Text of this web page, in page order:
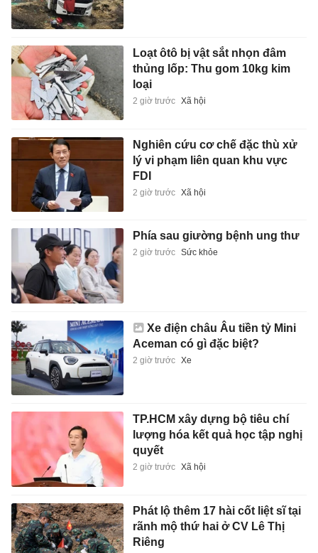
Loạt ôtô bị vật sắt nhọn đâm
thủng lốp: Thu gom 10kg kim
loại
2 giờ trước Xã hội
Nghiên cứu cơ chế đặc thù xử
lý vi phạm liên quan khu vực
FDI
2 giờ trước Xã hội
Phía sau giường bệnh ung thư
2 giờ trước Sức khỏe
Xe điện châu Âu tiền tỷ Mini
Aceman có gì đặc biệt?
2 giờ trước Xe
TP.HCM xây dựng bộ tiêu chí
lượng hóa kết quả học tập nghị
quyết
2 giờ trước Xã hội
Phát lộ thêm 17 hài cốt liệt sĩ tại
rãnh mộ thứ hai ở CV Lê Thị
Riêng